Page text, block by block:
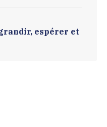
espérer et